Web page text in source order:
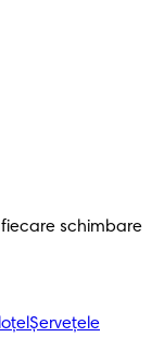
schimbare
Șervețele